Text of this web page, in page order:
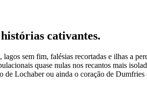
cativantes.
sem fim, falésias recortadas e ilhas a
quase nulas nos recantos mais
Lochaber ou ainda o coração de